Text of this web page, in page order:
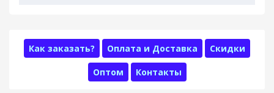
Как заказать? Оплата и Доставка Скидки
Оптом Контакты